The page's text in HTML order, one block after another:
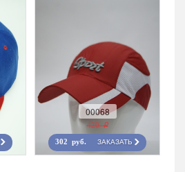
00068
420 r
302 руб. ЗАКАЗАТЬ